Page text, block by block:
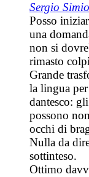
Sergio
Posso
una
non si
rimasto
Grande
la lingua
dantesco:
possono
occhi di
Nulla da
sottinteso.
Ottimo